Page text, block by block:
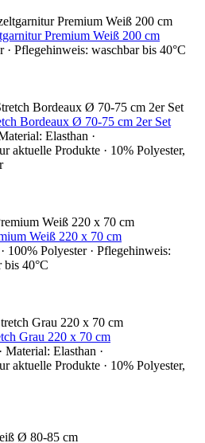
Premium Weiß 200 cm
· Pflegehinweis: waschbar bis 40°C
Bordeaux Ø 70-75 cm 2er Set
Elasthan ·
aktuelle Produkte · 10% Polyester,
Weiß 220 x 70 cm
100% Polyester · Pflegehinweis:
bis 40°C
Grau 220 x 70 cm
Material: Elasthan ·
aktuelle Produkte · 10% Polyester,